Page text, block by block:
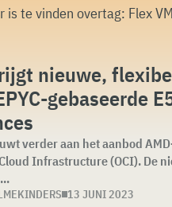
is te vinden overtag: Flex VM
nieuwe,
gebaseerde
verder aan het aanbod
Infrastructure (OCI). De
13 JUNI 2023